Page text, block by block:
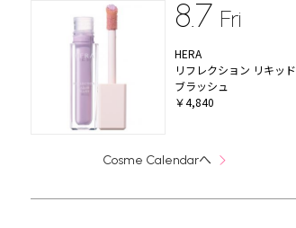
8.7 Fri
HERA
リフレクション リキッド
ブラッシュ
￥4,840
Cosme Calendarへ